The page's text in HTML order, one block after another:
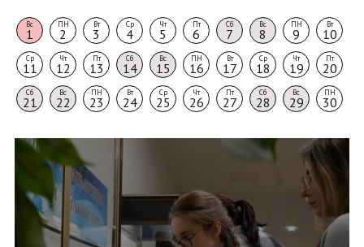
Вс
1
ПН
2
Вт
3
Ср
4
Чт
5
Пт
6
Сб
7
Вс
8
ПН
9
Вт
10
Ср
11
Чт
12
Пт
13
Сб
14
Вс
15
ПН
16
Вт
17
Ср
18
Чт
19
Пт
20
Сб
21
Вс
22
ПН
23
Вт
24
Ср
25
Чт
26
Пт
27
Сб
28
Вс
29
ПН
30